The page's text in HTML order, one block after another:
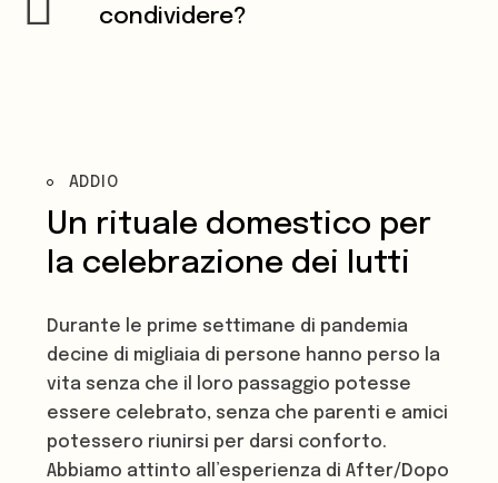
condividere?
ADDIO
Un rituale domestico per
la celebrazione dei lutti
Durante le prime settimane di pandemia
decine di migliaia di persone hanno perso la
vita senza che il loro passaggio potesse
essere celebrato, senza che parenti e amici
potessero riunirsi per darsi conforto.
Abbiamo attinto all’esperienza di After/Dopo